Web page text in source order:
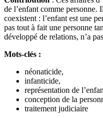
de l’enfant comme personne.
coexistent : l’enfant est une
pas tout à fait une personne
développé de relations, n’a
Mots-clés :
néonaticide,
infanticide,
représentation de
conception de la
traitement judiciaire